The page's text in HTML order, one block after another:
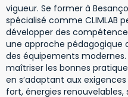
vigueur. Se former à
spécialisé comme CLIMLAB
développer des
une approche pédagogique
des équipements
maîtriser les bonnes
en s’adaptant aux
fort, énergies